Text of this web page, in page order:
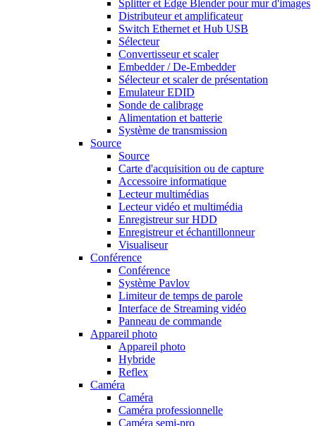
Splitter et Edge Blender pour mur d'images
Distributeur et amplificateur
Switch Ethernet et Hub USB
Sélecteur
Convertisseur et scaler
Embedder / De-Embedder
Sélecteur et scaler de présentation
Emulateur EDID
Sonde de calibrage
Alimentation et batterie
Système de transmission
Source
Source
Carte d'acquisition ou de capture
Accessoire informatique
Lecteur multimédias
Lecteur vidéo et multimédia
Enregistreur sur HDD
Enregistreur et échantillonneur
Visualiseur
Conférence
Conférence
Système Pavlov
Limiteur de temps de parole
Interface de Streaming vidéo
Panneau de commande
Appareil photo
Appareil photo
Hybride
Reflex
Caméra
Caméra
Caméra professionnelle
Caméra semi-pro